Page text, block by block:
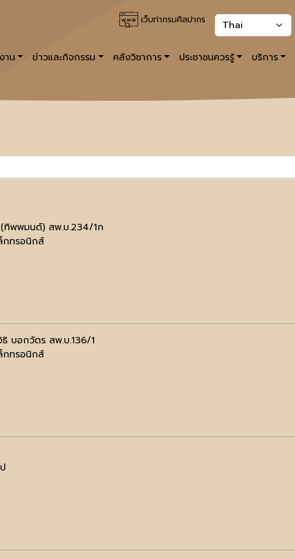
เว็บท่ากรมศิลปากร
าน ข่าวและกิจกรรม คลังวิชาการ ประชาชนควรรู้ บริการ
พพมนต์) สพ.บ.234/1ก
กทรอนิกส์
ธิ บอกวัตร สพ.บ.136/1
กทรอนิกส์